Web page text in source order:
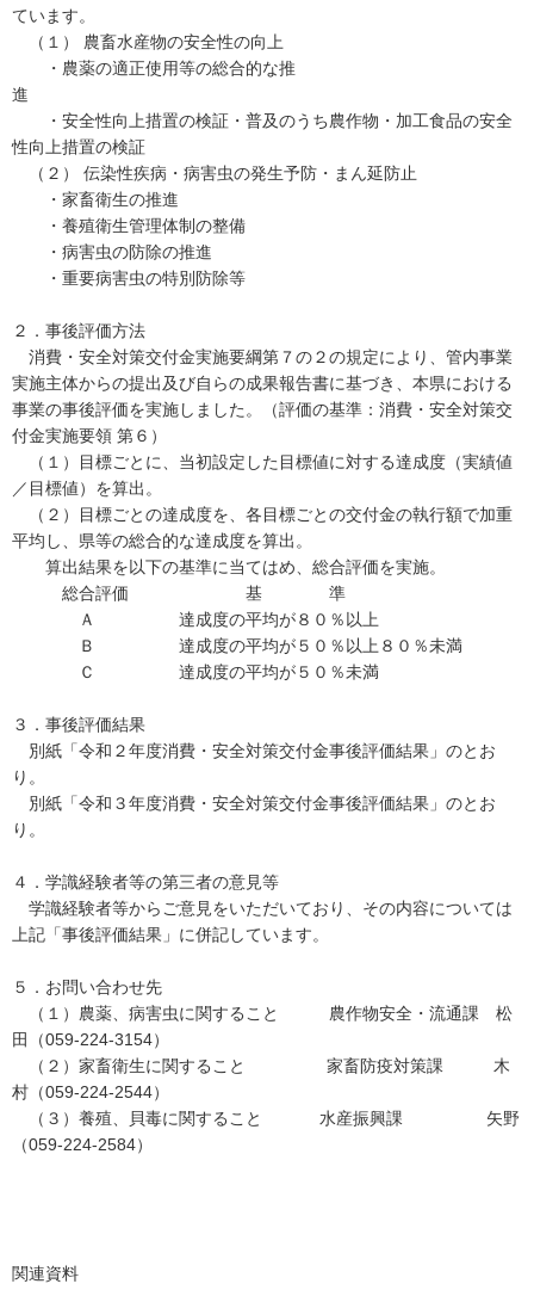
ています。
（１） 農畜水産物の安全性の向上
・農薬の適正使用等の総合的な推
進
・安全性向上措置の検証・普及のうち農作物・加工食品の安全
性向上措置の検証
（２） 伝染性疾病・病害虫の発生予防・まん延防止
・家畜衛生の推進
・養殖衛生管理体制の整備
・病害虫の防除の推進
・重要病害虫の特別防除等
２．事後評価方法
消費・安全対策交付金実施要綱第７の２の規定により、管内事業
実施主体からの提出及び自らの成果報告書に基づき、本県における
事業の事後評価を実施しました。（評価の基準：消費・安全対策交
付金実施要領 第６）
（１）目標ごとに、当初設定した目標値に対する達成度（実績値
／目標値）を算出。
（２）目標ごとの達成度を、各目標ごとの交付金の執行額で加重
平均し、県等の総合的な達成度を算出。
算出結果を以下の基準に当てはめ、総合評価を実施。
総合評価 基 準
Ａ 達成度の平均が８０％以上
Ｂ 達成度の平均が５０％以上８０％未満
Ｃ 達成度の平均が５０％未満
３．事後評価結果
別紙「令和２年度消費・安全対策交付金事後評価結果」のとお
り。
別紙「令和３年度消費・安全対策交付金事後評価結果」のとお
り。
４．学識経験者等の第三者の意見等
学識経験者等からご意見をいただいており、その内容については
上記「事後評価結果」に併記しています。
５．お問い合わせ先
（１）農薬、病害虫に関すること 農作物安全・流通課 松
田（059-224-3154）
（２）家畜衛生に関すること 家畜防疫対策課 木
村（059-224-2544）
（３）養殖、貝毒に関すること 水産振興課 矢野
（059-224-2584）
関連資料